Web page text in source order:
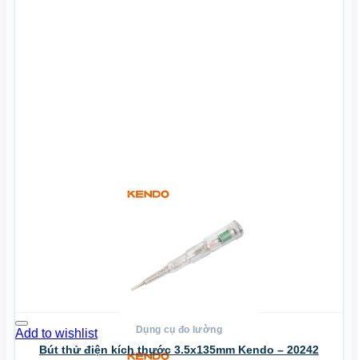
Add to wishlist Dụng cụ đo lường
Bút thử điện kích thước 3.5x135mm Kendo – 20242